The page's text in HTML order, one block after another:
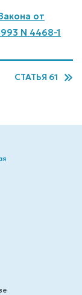
от
N 4468-1
СТАТЬЯ 61